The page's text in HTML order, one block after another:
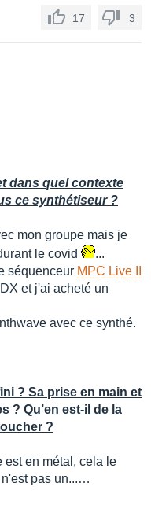
17 3
dans quel contexte
ce synthétiseur ?
mon groupe mais je
le covid
...
séquenceur MPC Live II
et j'ai acheté un
avec ce synthé.
? Sa prise en main et
? Qu’en est-il de la
?
est en métal, cela le
pas un...…